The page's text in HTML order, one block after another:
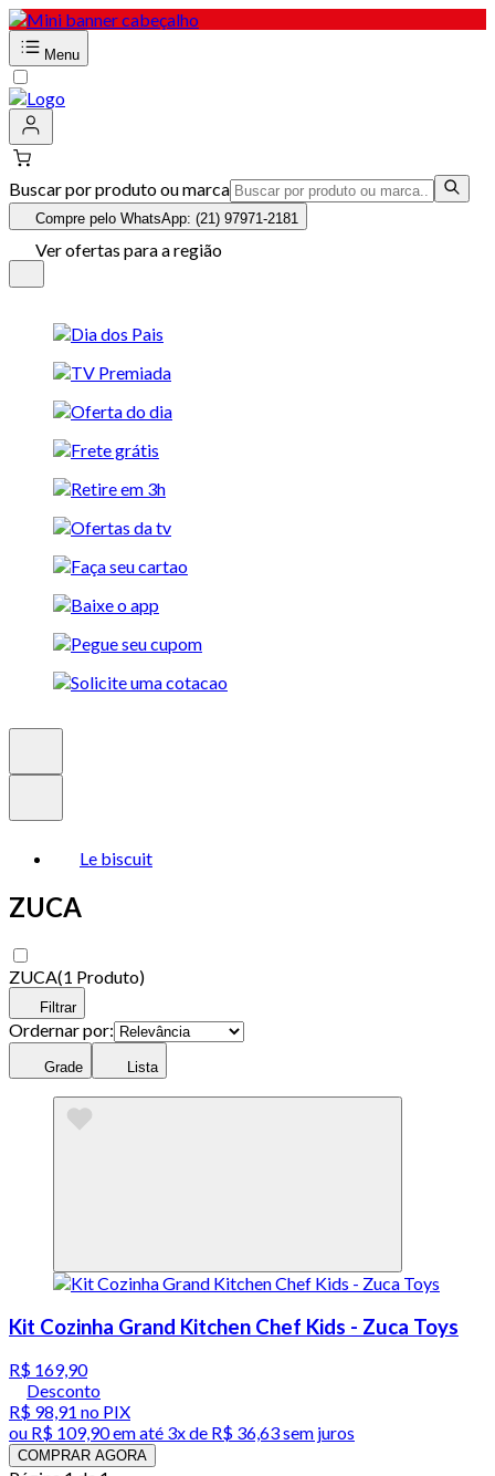
Menu
Buscar por produto ou marca
Compre pelo WhatsApp: (21) 97971-2181
Ver ofertas para a região
Le biscuit
ZUCA
ZUCA(1 Produto)
Filtrar
Ordernar por:
Grade Lista
Kit Cozinha Grand Kitchen Chef Kids - Zuca Toys
R$ 169,90
Desconto
R$ 98,91 no PIX
ou R$ 109,90em até 3x de R$ 36,63 sem juros
COMPRAR AGORA